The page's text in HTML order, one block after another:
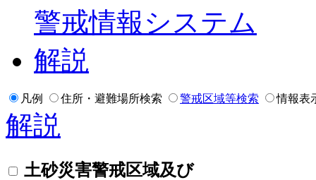
警戒情報システム
解説
凡例 住所・避難場所検索 警戒区域等検索 情報表
解説
土砂災害警戒区域及び